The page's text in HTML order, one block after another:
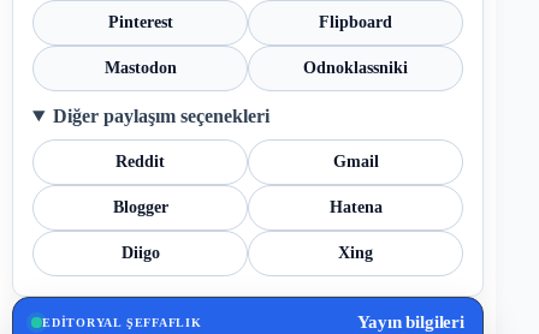
Pinterest Flipboard
Mastodon Odnoklassniki
Diğer paylaşım seçenekleri
Reddit Gmail
Blogger Hatena
Diigo Xing
EDITORYAL ŞEFFAFLIK Yayın bilgileri